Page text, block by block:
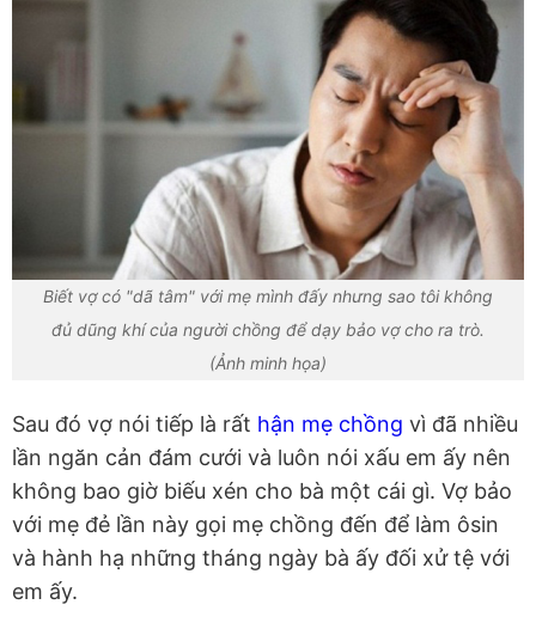
Biết vợ có "dã tâm" với mẹ mình đấy nhưng sao tôi không
đủ dũng khí của người chồng để dạy bảo vợ cho ra trò.
(Ảnh minh họa)
Sau đó vợ nói tiếp là rất hận mẹ chồng vì đã nhiều
lần ngăn cản đám cưới và luôn nói xấu em ấy nên
không bao giờ biếu xén cho bà một cái gì. Vợ bảo
với mẹ đẻ lần này gọi mẹ chồng đến để làm ôsin
và hành hạ những tháng ngày bà ấy đối xử tệ với
em ấy.